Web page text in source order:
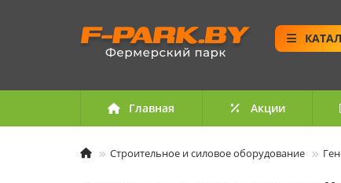
Главная Акции
Строительное и силовое оборудование